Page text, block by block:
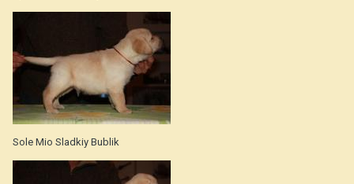
Sole Mio Sladkiy Bublik